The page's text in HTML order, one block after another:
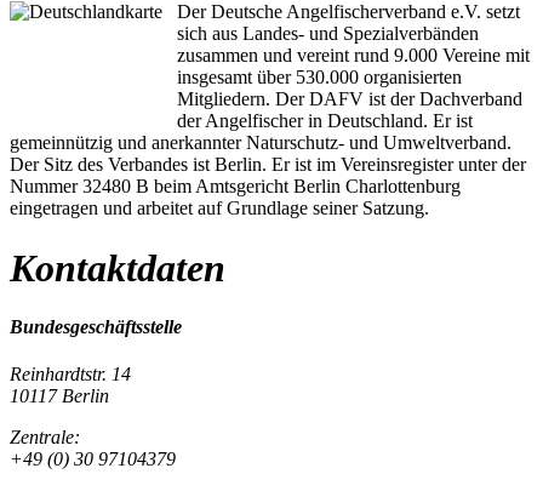
Der Deutsche Angelfischerverband e.V. setzt
sich aus Landes- und Spezialverbänden
zusammen und vereint rund 9.000 Vereine mit
insgesamt über 530.000 organisierten
Mitgliedern. Der DAFV ist der Dachverband
der Angelfischer in Deutschland. Er ist
gemeinnützig und anerkannter Naturschutz- und Umweltverband.
Der Sitz des Verbandes ist Berlin. Er ist im Vereinsregister unter der
Nummer 32480 B beim Amtsgericht Berlin Charlottenburg
eingetragen und arbeitet auf Grundlage seiner Satzung.
Kontaktdaten
Bundesgeschäftsstelle
Reinhardtstr. 14
10117 Berlin
Zentrale:
+49 (0) 30 97104379